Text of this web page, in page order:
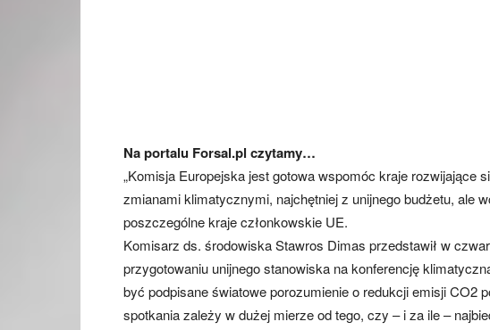
Na portalu Forsal.pl czytamy…
„Komisja Europejska jest gotowa wspomóc kraje rozwijające
zmianami klimatycznymi, najchętniej z unijnego budżetu, ale
poszczególne kraje członkowskie UE.
Komisarz ds. środowiska Stawros Dimas przedstawił w
przygotowaniu unijnego stanowiska na konferencję
być podpisane światowe porozumienie o redukcji emisji CO2
spotkania zależy w dużej mierze od tego, czy – i za ile –